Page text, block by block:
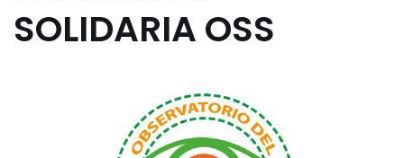
SOLIDARIA OSS